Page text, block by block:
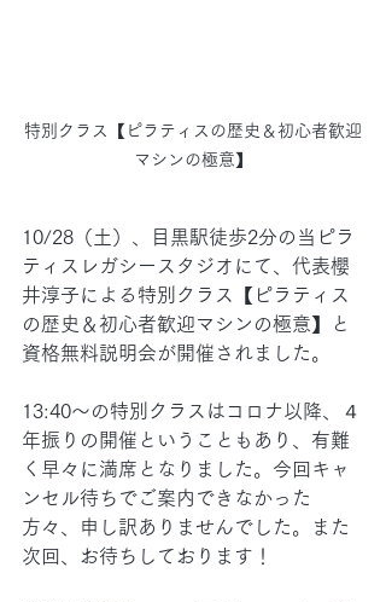
特別クラス【ピラティスの歴史＆初心者歓迎
マシンの極意】
10/28（土）、目黒駅徒歩2分の当ピラ
ティスレガシースタジオにて、代表櫻
井淳子による特別クラス【ピラティス
の歴史＆初心者歓迎マシンの極意】と
資格無料説明会が開催されました。
13:40～の特別クラスはコロナ以降、４
年振りの開催ということもあり、有難
く早々に満席となりました。今回キャ
ンセル待ちでご案内できなかった
方々、申し訳ありませんでした。また
次回、お待ちしております！